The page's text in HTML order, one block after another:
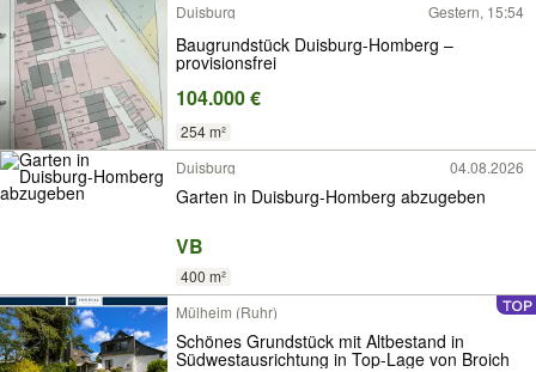
Duisburg
Gestern, 15:54
Baugrundstück Duisburg-Homberg –
provisionsfrei
104.000 €
254 m²
Duisburg
04.08.2026
Garten in Duisburg-Homberg abzugeben
VB
400 m²
Mülheim (Ruhr)
Schönes Grundstück mit Altbestand in
Südwestausrichtung in Top-Lage von Broich